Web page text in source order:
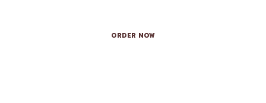
ORDER NOW